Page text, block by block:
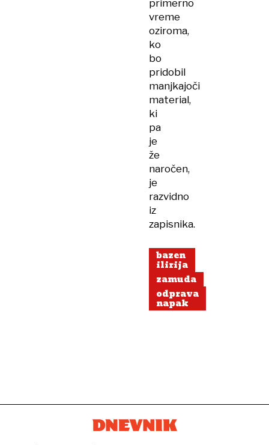
primerno
vreme
oziroma,
ko
bo
pridobil
manjkajoči
material,
ki
pa
je
že
naročen,
je
razvidno
iz
zapisnika.
bazen
ilirija
zamuda
odprava
napak